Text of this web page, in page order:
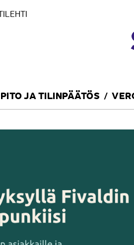
JA TILINPÄÄTÖS